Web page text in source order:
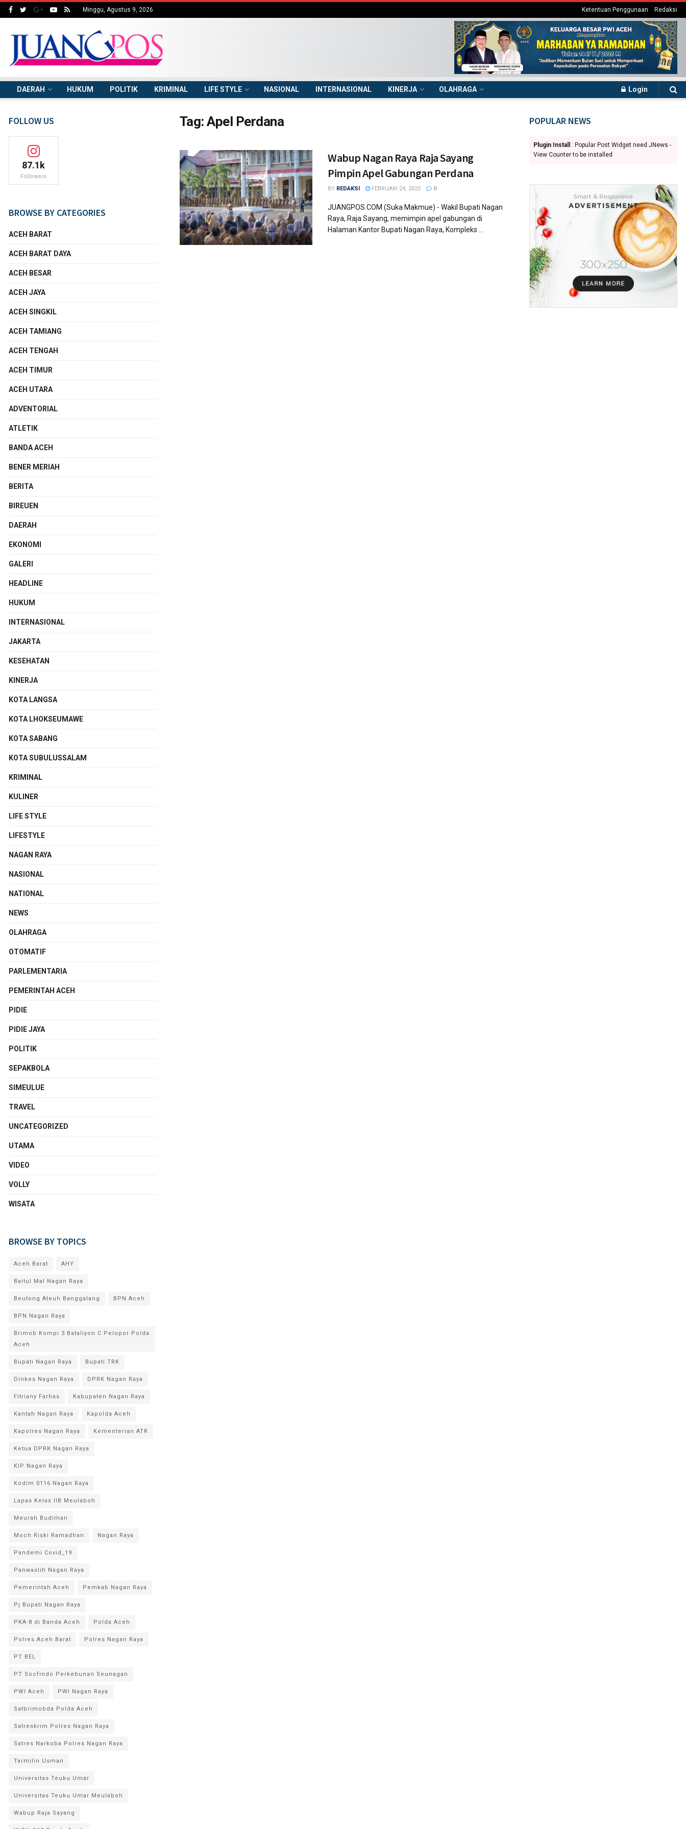
Minggu, Agustus 9, 2026 Ketentuan Penggunaan Redaksi
DAERAH HUKUM POLITIK KRIMINAL LIFE STYLE NASIONAL INTERNASIONAL KINERJA OLAHRAGA Login
Tag:Apel Perdana
Wabup Nagan Raya Raja Sayang
Pimpin Apel Gabungan Perdana
BY REDAKSI FEBRUARI 24, 2025 0
JUANGPOS.COM (Suka Makmue) - Wakil Bupati Nagan
Raya, Raja Sayang, memimpin apel gabungan di
Halaman Kantor Bupati Nagan Raya, Kompleks ...
FOLLOW US
87.1k
Followers
BROWSE BY CATEGORIES
ACEH BARAT
ACEH BARAT DAYA
ACEH BESAR
ACEH JAYA
ACEH SINGKIL
ACEH TAMIANG
ACEH TENGAH
ACEH TIMUR
ACEH UTARA
ADVENTORIAL
ATLETIK
BANDA ACEH
BENER MERIAH
BERITA
BIREUEN
DAERAH
EKONOMI
GALERI
HEADLINE
HUKUM
INTERNASIONAL
JAKARTA
KESEHATAN
KINERJA
KOTA LANGSA
KOTA LHOKSEUMAWE
KOTA SABANG
KOTA SUBULUSSALAM
KRIMINAL
KULINER
LIFE STYLE
LIFESTYLE
NAGAN RAYA
NASIONAL
NATIONAL
NEWS
OLAHRAGA
OTOMATIF
PARLEMENTARIA
PEMERINTAH ACEH
PIDIE
PIDIE JAYA
POLITIK
SEPAKBOLA
SIMEULUE
TRAVEL
UNCATEGORIZED
UTAMA
VIDEO
VOLLY
WISATA
BROWSE BY TOPICS
Aceh Barat AHY
Baitul Mal Nagan Raya
Beutong Ateuh Banggalang BPN Aceh
BPN Nagan Raya
Brimob Kompi 3 Bataliyon C Pelopor Polda
Aceh
Bupati Nagan Raya Bupati TRK
Dinkes Nagan Raya DPRK Nagan Raya
Fitriany Farhas Kabupaten Nagan Raya
Kantah Nagan Raya Kapolda Aceh
Kapolres Nagan Raya Kementerian ATR
Ketua DPRK Nagan Raya
KIP Nagan Raya
Kodim 0116 Nagan Raya
Lapas Kelas IIB Meulaboh
Meurah Budiman
Moch Riski Ramadhan Nagan Raya
Pandemi Covid_19
Panwaslih Nagan Raya
Pemerintah Aceh Pemkab Nagan Raya
Pj Bupati Nagan Raya
PKA-8 di Banda Aceh Polda Aceh
Polres Aceh Barat Polres Nagan Raya
PT BEL
PT Socfindo Perkebunan Seunagan
PWI Aceh PWI Nagan Raya
Satbrimobda Polda Aceh
Satreskrim Polres Nagan Raya
Satres Narkoba Polres Nagan Raya
Tarmilin Usman
Universitas Teuku Umar
Universitas Teuku Umar Meulaboh
Wabup Raja Sayang
POPULAR NEWS
Plugin Install
: Popular Post Widget need JNews -
View Counter to be installed